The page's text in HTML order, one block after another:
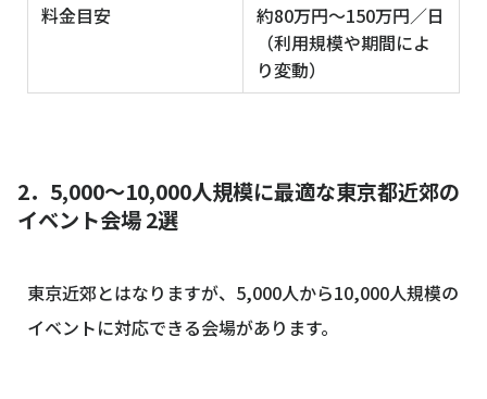
料金目安
約80万円〜150万円／日
（利用規模や期間によ
り変動）
2．5,000〜10,000人規模に最適な東京都近郊の
イベント会場 2選
東京近郊とはなりますが、5,000人から10,000人規模の
イベントに対応できる会場があります。